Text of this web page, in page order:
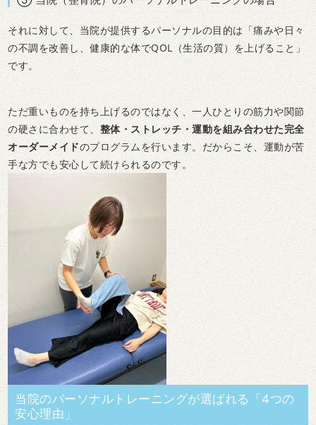
それに対して、当院が提供するパーソナルの目的は「痛みや日々
の不調を改善し、健康的な体でQOL（生活の質）を上げること」
です。
ただ重いものを持ち上げるのではなく、一人ひとりの筋力や関節
の硬さに合わせて、 整体・ストレッチ・運動を組み合わせた完全
オーダーメイドのプログラムを行います。だからこそ、運動が苦
手な方でも安心して続けられるのです。
当院のパーソナルトレーニングが選ばれる「4つの
安心理由」